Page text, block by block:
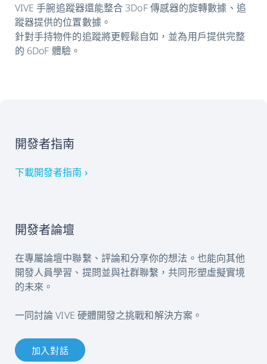
VIVE 手腕追蹤器還能整合 3DoF 傳感器的旋轉數據、追
蹤器提供的位置數據。
針對手持物件的追蹤將更輕鬆自如，並為用戶提供完整
的 6DoF 體驗。
開發者指南
下載開發者指南 ›
開發者論壇
在專屬論壇中聯繫、評論和分享你的想法。也能向其他
開發人員學習、提問並與社群聯繫，共同形塑虛擬實境
的未來。
一同討論 VIVE 硬體開發之挑戰和解決方案。
加入對話